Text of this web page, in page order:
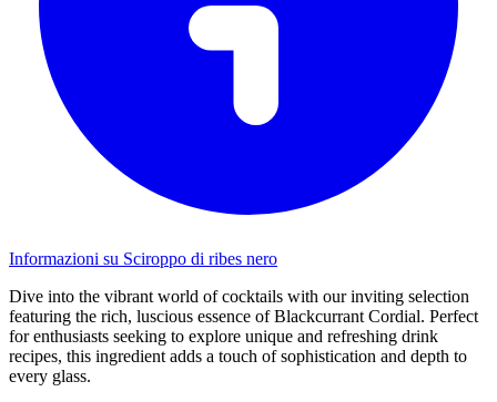
Informazioni su Sciroppo di ribes nero
Dive into the vibrant world of cocktails with our inviting selection
featuring the rich, luscious essence of Blackcurrant Cordial. Perfect
for enthusiasts seeking to explore unique and refreshing drink
recipes, this ingredient adds a touch of sophistication and depth to
every glass.